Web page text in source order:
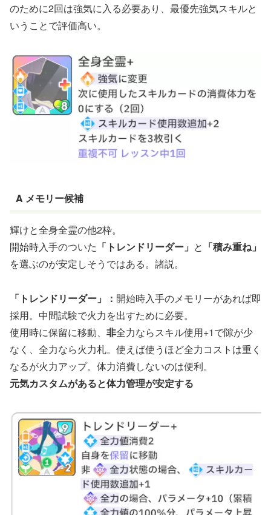
のために2回は強気に入る必要あり、最優先強気スキルと
いうことで評価高い。
A メモリー候補
輝けと全身全霊の他2枠。
開始時入手のついた 「トレンドリーダー」 と 「積み重ね」
を選ぶのが安定しそうではある。諸説。
「トレンドリーダー」： 開始時入手のメモリーがあれば即
採用。中間試験で火力を出すために必要。
使用時に保留に移動、 非全力ならスキル使用+1で隙が少
なく、全力なら火力札。使えば使うほど全力コストは重く
なるが火力アップ。体力消費しないのは便利。
元気カスタムがあると体力管理が安定する